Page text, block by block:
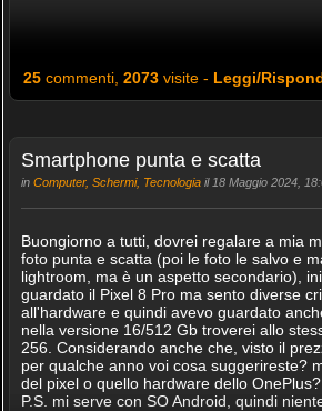
25commenti, 2073visite - Leggi/
Smartphone punta e scatta
in Computer, Schermi, Tecnologiail 18 Maggio 2024,
Buongiorno a tutti, dovrei regalare a mia
foto punta e scatta (poi le foto le salvo e
lightroom, ma è un aspetto secondario),
guardato il Pixel 8 Pro ma sento diverse
all'hardware e quindi avevo guardato
nella versione 16/512 Gb troverei allo
256. Considerando anche che, visto il
per qualche anno voi cosa suggerireste?
del pixel o quello hardware dello OnePlus?
P.S. mi serve con SO Android, quindi